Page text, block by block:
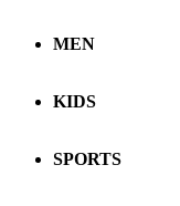
MEN
KIDS
SPORTS